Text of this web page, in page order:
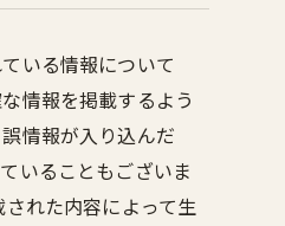
いる情報について
情報を掲載するよう
情報が入り込んだ
いることもございま
れた内容によって生